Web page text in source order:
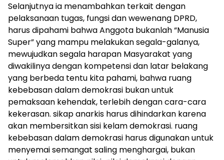
Selanjutnya ia menambahkan terkait dengan
pelaksanaan tugas, fungsi dan wewenang DPRD,
harus dipahami bahwa Anggota bukanlah “Manusia
Super” yang mampu melakukan segala-galanya,
mewujudkan segala harapan Masyarakat yang
diwakilinya dengan kompetensi dan latar belakang
yang berbeda tentu kita pahami, bahwa ruang
kebebasan dalam demokrasi bukan untuk
pemaksaan kehendak, terlebih dengan cara-cara
kekerasan. sikap anarkis harus dihindarkan karena
akan membersitkan sisi kelam demokrasi. ruang
kebebasan dalam demokrasi harus digunakan untuk
menyemai semangat saling menghargai, bukan